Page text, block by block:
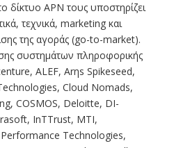
δίκτυο APN τους υποστηρίζει
τεχνικά, marketing και
της αγοράς (go-to-market).
συστημάτων πληροφορικής
ALEF, Arηs Spikeseed,
Cloud Nomads,
COSMOS, Deloitte, DI-
InTTrust, MTI,
Technologies,